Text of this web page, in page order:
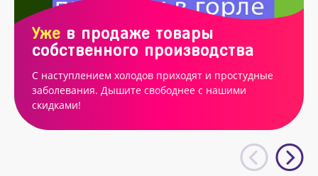
Уже в продаже товары
собственного производства
С наступлением холодов приходят и простудные
заболевания. Дышите свободнее с нашими
скидками!